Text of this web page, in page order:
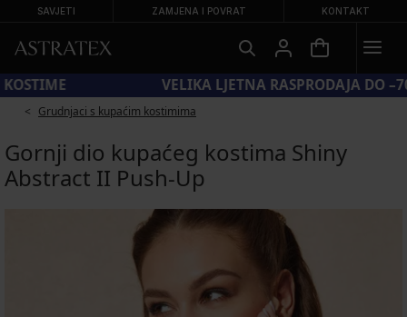
SAVJETI ZAMJENA I POVRAT KONTAKT
KOD SUN20 = −20 % NA SNIŽENE KUPAĆE KOSTIME
Grudnjaci s kupaćim kostimima
Gornji dio kupaćeg kostima Shiny
Abstract II Push-Up